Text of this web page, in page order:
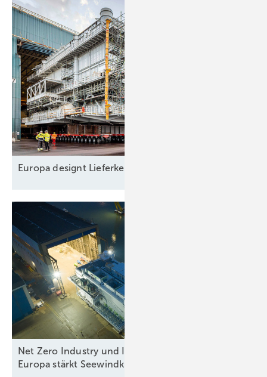
Europa designt Lieferkette
Net Zero Industry und Industrial Accelerator Acts:
Europa stärkt Seewindkraftindustrie